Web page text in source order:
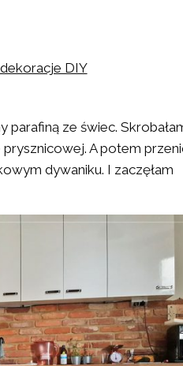
DIY
parafiną ze świec.
A potem
dywaniku. I zaczęłam